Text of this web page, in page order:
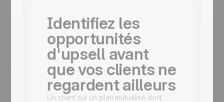
Identifiez les
opportunités
d'upsell avant
que vos clients ne
regardent ailleurs
Un client sur un plan mutualisé dont